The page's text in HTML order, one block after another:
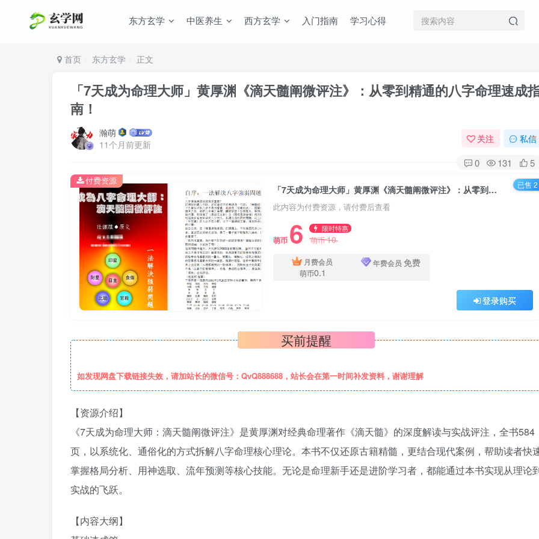
东方玄学 中医养生 西方玄学 入门指南 学习心得
首页 东方玄学 正文
「7天成为命理大师」黄厚渊《滴天髓阐微评注》：从零到精通的八字命理速成
南！
瀚萌
11个月前更新
关注 私信
0 131 5
「7天成为命理大师」黄厚渊《滴天髓阐微评注》：从零到精通的八字命理速成指南！
此内容为付费资源，请付费后查看
萌币 6 限时特惠
萌币10
月费会员
萌币0.1
年费会员 免费
登录购买
付费资源 已售 2
买前提醒
如发现网盘下载链接失效，请加站长的微信号：QvQ888688，站长会在第一时间补发资料，谢谢理解
【资源介绍】
《7天成为命理大师：滴天髓阐微评注》是黄厚渊对经典命理著作《滴天髓》的深度解读与实战评注，全书584
页，以系统化、通俗化的方式拆解八字命理核心理论。本书不仅还原古籍精髓，更结合现代案例，帮助读者快
掌握格局分析、用神选取、流年预测等核心技能。无论是命理新手还是进阶学习者，都能通过本书实现从理论
实战的飞跃。
【内容大纲】